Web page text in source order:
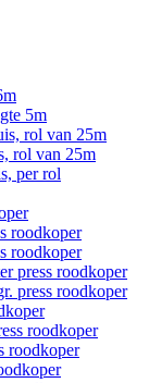
5m
rol van 25m
rol van 25m
per rol
roodkoper
roodkoper
press roodkoper
press roodkoper
roodkoper
roodkoper